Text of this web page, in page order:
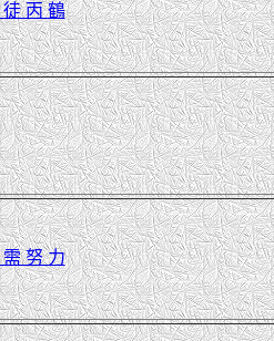
丙 鶴
努 力